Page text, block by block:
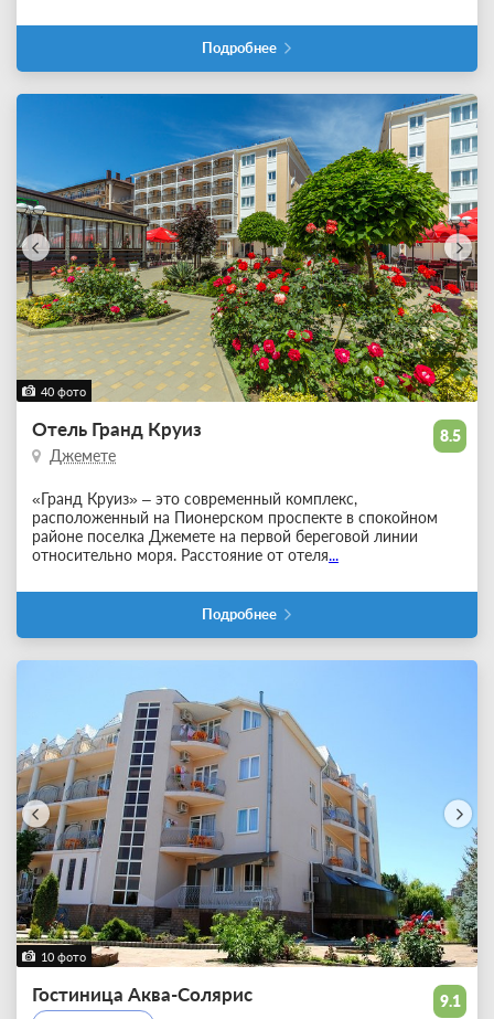
Подробнее
40 фото
8.5
Отель Гранд Круиз
Джемете
«Гранд Круиз» – это современный комплекс,
расположенный на Пионерском проспекте в спокойном
районе поселка Джемете на первой береговой линии
относительно моря. Расстояние от отеля...
Подробнее
10 фото
9.1
Гостиница Аква-Солярис